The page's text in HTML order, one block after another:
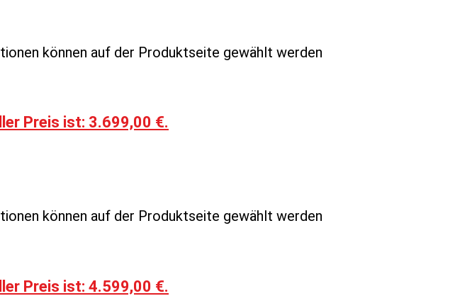
können auf der Produktseite gewählt werden
Preis ist: 3.699,00 €.
können auf der Produktseite gewählt werden
Preis ist: 4.599,00 €.